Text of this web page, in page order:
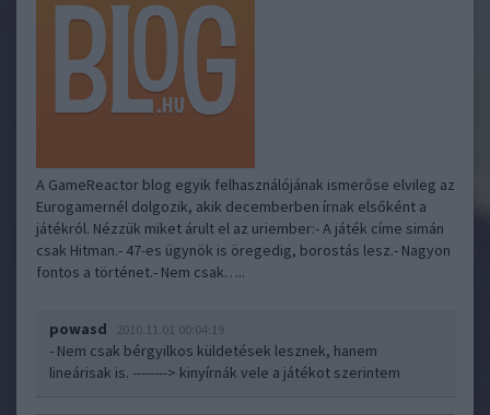
A GameReactor blog egyik felhasználójának ismerőse elvileg az
Eurogamernél dolgozik, akik decemberben írnak elsőként a
játékról. Nézzük miket árult el az uriember:- A játék címe simán
csak Hitman.- 47-es ügynök is öregedig, borostás lesz.- Nagyon
fontos a történet.- Nem csak…..
powasd 2010.11.01 00:04:19
- Nem csak bérgyilkos küldetések lesznek, hanem
lineárisak is. --------> kinyírnák vele a játékot szerintem